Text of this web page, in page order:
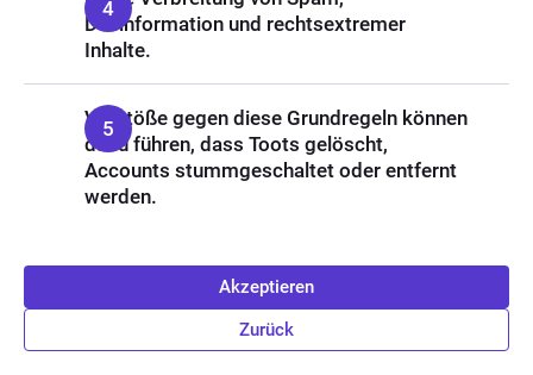
Desinformation und rechtsextremer
Inhalte.
Verstöße gegen diese Grundregeln können
dazu führen, dass Toots gelöscht,
Accounts stummgeschaltet oder entfernt
werden.
Akzeptieren
Zurück